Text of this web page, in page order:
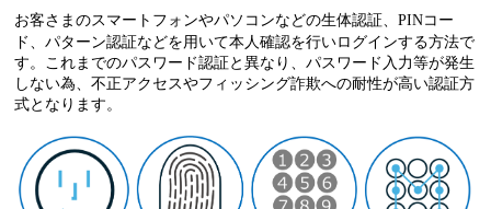
お客さまのスマートフォンやパソコンなどの生体認証、PINコー
ド、パターン認証などを用いて本人確認を行いログインする方法で
す。これまでのパスワード認証と異なり、パスワード入力等が発生
しない為、不正アクセスやフィッシング詐欺への耐性が高い認証方
式となります。